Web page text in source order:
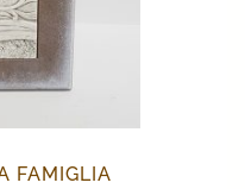
FAMIGLIA